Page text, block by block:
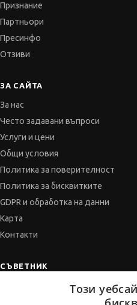
Признание
Партньори
Пресинфо
Отзиви
ЗА САЙТА
За нас
Често задавани въпроси
Услуги и цени
Общи условия
Политика за поверителност
Политика за бисквитките
GDPR и обработка на данни
Карта
Контакти
СЪВЕТНИК
АвтобиографиятаТози